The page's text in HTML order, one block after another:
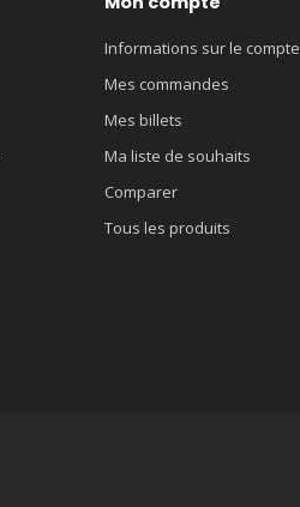
Informations sur le compte
Mes commandes
Mes billets
Ma liste de souhaits
Comparer
Tous les produits